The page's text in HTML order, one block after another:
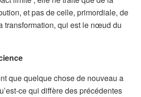
et pas de celle, primordiale, de
transformation, qui est le nœud du
que quelque chose de nouveau a
ce qui diffère des précédentes